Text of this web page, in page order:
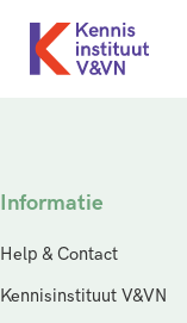
Informatie
Help & Contact
Kennisinstituut V&VN